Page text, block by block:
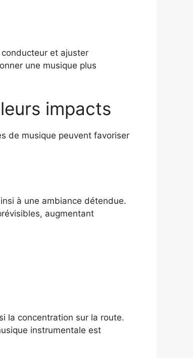
et ajuster
une musique plus
impacts
de musique peuvent favoriser
à une ambiance détendue.
augmentant
la concentration sur la route.
instrumentale est